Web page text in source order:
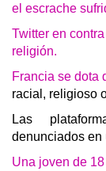
el escrache
Twitter en
religión.
Francia se dota
racial, religioso
Las
denunciados en
Una joven de